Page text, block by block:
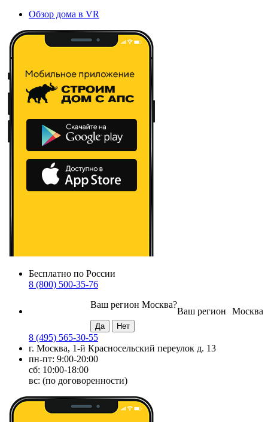
Обзор дома в VR
Бесплатно по России
8 (800) 500-35-76
Москва
Ваш регион
Ваш регион Москва?
8 (495) 565-30-55
г. Москва, 1-й Красносельский переулок д. 13
пн-пт: 9:00-20:00
сб: 10:00-18:00
вс: (по договоренности)